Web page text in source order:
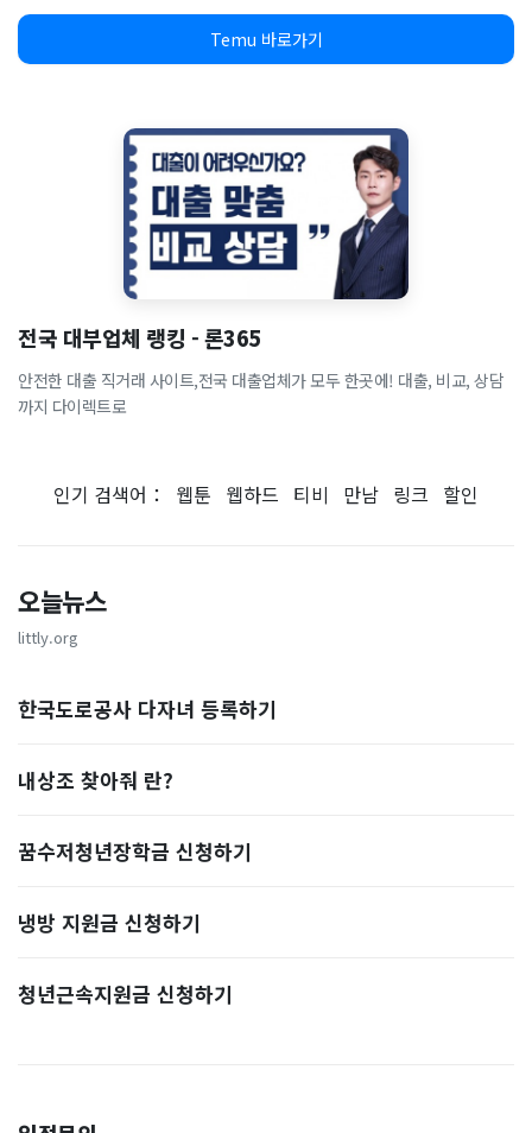
Temu 바로가기
전국 대부업체 랭킹 - 론365
안전한 대출 직거래 사이트,전국 대출업체가 모두 한곳에! 대출, 비교, 상담
까지 다이렉트로
인기 검색어： 웹툰 웹하드 티비 만남 링크 할인
오늘뉴스
littly.org
한국도로공사 다자녀 등록하기
내상조 찾아줘 란?
꿈수저청년장학금 신청하기
냉방 지원금 신청하기
청년근속지원금 신청하기